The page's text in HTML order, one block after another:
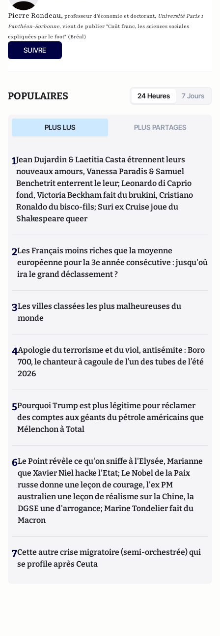
Pierre Rondeau, professeur d'économie et doctorant, Université Paris 1
Panthéon-Sorbonne, vient de publier "Coût franc, les sciences sociales
expliquées par le foot" (Bréal)
SUIVRE
POPULAIRES 24 Heures 7 Jours
PLUS LUS PLUS PARTAGES
1Jean Dujardin & Laetitia Casta étrennent leurs
nouveaux amours, Vanessa Paradis & Samuel
Benchetrit enterrent le leur; Leonardo di Caprio
fond, Victoria Beckham fait du brukini, Cristiano
Ronaldo du bisco-fils; Suri ex Cruise joue du
Shakespeare queer
2Les Français moins riches que la moyenne
européenne pour la 3e année consécutive : jusqu'où
ira le grand déclassement ?
3Les villes classées les plus malheureuses du
monde
4Apologie du terrorisme et du viol, antisémite : Boro
700, le chanteur à cagoule de l’un des tubes de l’été
2026
5Pourquoi Trump est plus légitime pour réclamer
des comptes aux géants du pétrole américains que
Mélenchon à Total
6Le Point révèle ce qu'on sniffe à l'Elysée, Marianne
que Xavier Niel hacke l'Etat; Le Nobel de la Paix
russe donne une leçon de courage, l'ex PM
australien une leçon de réalisme sur la Chine, la
DGSE une d'arrogance; Marine Tondelier fait du
Macron
7Cette autre crise migratoire (semi-orchestrée) qui
se profile après Ceuta